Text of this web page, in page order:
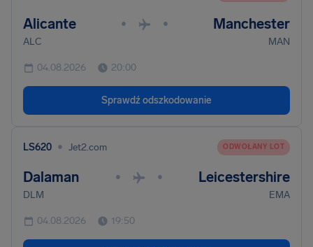
Alicante • • Manchester
ALC MAN
04.08.2026 20:00
Sprawdź odszkodowanie
LS620 • Jet2.com ODWOŁANY LOT
Dalaman • • Leicestershire
DLM EMA
04.08.2026 19:50